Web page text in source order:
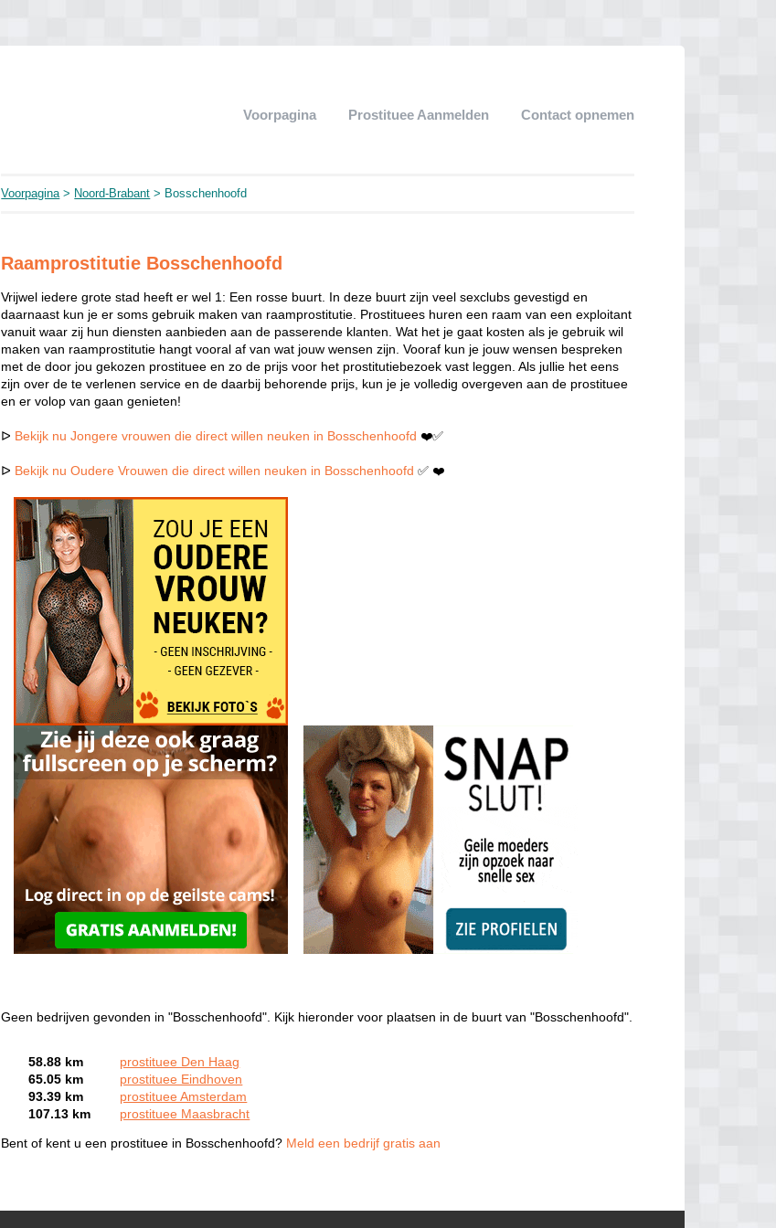
Voorpagina Prostituee Aanmelden Contact opnemen
Voorpagina> Noord-Brabant > Bosschenhoofd
Raamprostitutie Bosschenhoofd
Vrijwel iedere grote stad heeft er wel 1: Een rosse buurt. In deze buurt zijn veel sexclubs gevestigd en
daarnaast kun je er soms gebruik maken van raamprostitutie. Prostituees huren een raam van een exploitant
vanuit waar zij hun diensten aanbieden aan de passerende klanten. Wat het je gaat kosten als je gebruik wil
maken van raamprostitutie hangt vooral af van wat jouw wensen zijn. Vooraf kun je jouw wensen bespreken
met de door jou gekozen prostituee en zo de prijs voor het prostitutiebezoek vast leggen. Als jullie het eens
zijn over de te verlenen service en de daarbij behorende prijs, kun je je volledig overgeven aan de prostituee
en er volop van gaan genieten!
ᐅ Bekijk nu Jongere vrouwen die direct willen neuken in Bosschenhoofd ❤️✅
ᐅ Bekijk nu Oudere Vrouwen die direct willen neuken in Bosschenhoofd ✅ ❤️
Geen bedrijven gevonden in "Bosschenhoofd". Kijk hieronder voor plaatsen in de buurt van "Bosschenhoofd".
58.88 km
prostituee Den Haag
65.05 km
prostituee Eindhoven
93.39 km
prostituee Amsterdam
107.13 km
prostituee Maasbracht
Bent of kent u een prostituee in Bosschenhoofd? Meld een bedrijf gratis aan